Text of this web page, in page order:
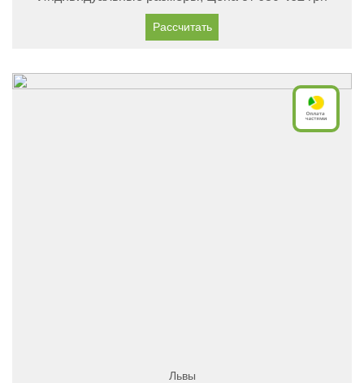
Рассчитать
Львы